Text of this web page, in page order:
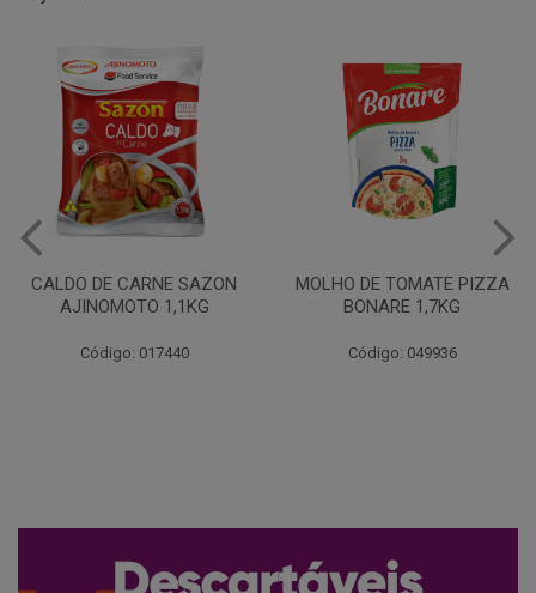
MOLHO DE TOMATE PIZZA
BONARE 1,7KG
Código: 049936
MARGARINA USO
PROFISSIONAL 80% CUKIN
Código: 062469